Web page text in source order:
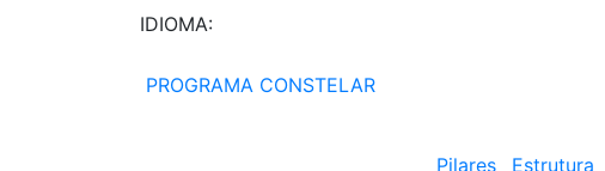
IDIOMA:
PROGRAMA CONSTELAR
Pilares
Estrutura